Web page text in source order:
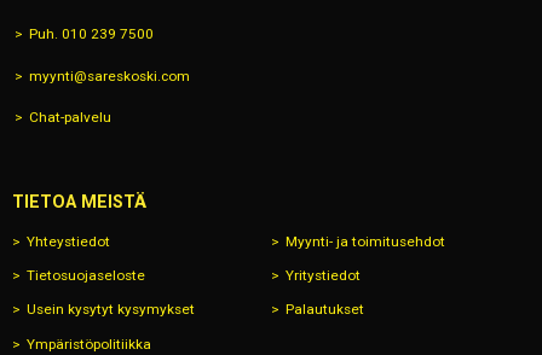
Puh. 010 239 7500
myynti@sareskoski.com
Chat-palvelu
TIETOA MEISTÄ
Yhteystiedot Myynti- ja toimitusehdot
Tietosuojaseloste Yritystiedot
Usein kysytyt kysymykset Palautukset
Ympäristöpolitiikka